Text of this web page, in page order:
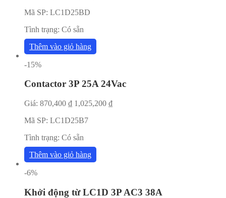
Mã SP: LC1D25BD
Tình trạng: Có sẵn
Thêm vào giỏ hàng
-15%
Contactor 3P 25A 24Vac
Giá: 870,400 ₫ 1,025,200 ₫
Mã SP: LC1D25B7
Tình trạng: Có sẵn
Thêm vào giỏ hàng
-6%
Khởi động từ LC1D 3P AC3 38A